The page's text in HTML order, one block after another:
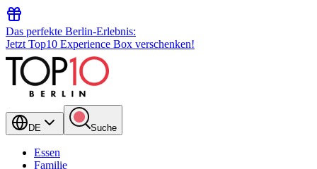
Das perfekte Berlin-Erlebnis:
Jetzt Top10 Experience Box verschenken!
DE Suche
Essen
Familie